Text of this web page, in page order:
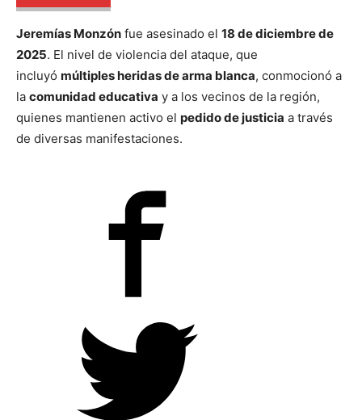
Jeremías Monzón fue asesinado el 18 de diciembre de
2025. El nivel de violencia del ataque, que
incluyó múltiples heridas de arma blanca, conmocionó a
la comunidad educativa y a los vecinos de la región,
quienes mantienen activo el pedido de justicia a través
de diversas manifestaciones.